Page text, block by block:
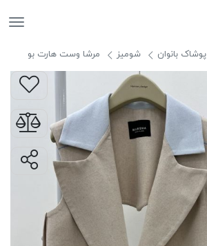
پوشاک بانوان شومیز مرشا وست هارت بو